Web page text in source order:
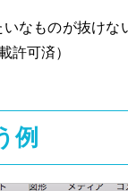
なものが抜けな
許可済）
例